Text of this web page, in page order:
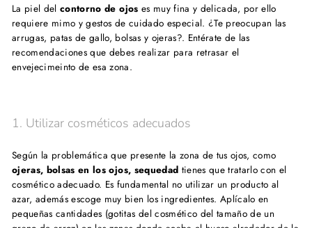
La piel delcontorno de ojos es muy fina y delicada, por ello
requiere mimo y gestos de cuidado especial. ¿Te preocupan las
arrugas, patas de gallo, bolsas y ojeras?. Entérate de las
recomendaciones que debes realizar para retrasar el
envejecimeinto de esa zona.
1. Utilizar cosméticos adecuados
Según la problemática que presente la zona de tus ojos, como
ojeras, bolsas en los ojos, sequedad tienes que tratarlo con el
cosmético adecuado. Es fundamental no utilizar un producto al
azar, además escoge muy bien los ingredientes. Aplícalo en
pequeñas cantidades (gotitas del cosmético del tamaño de un